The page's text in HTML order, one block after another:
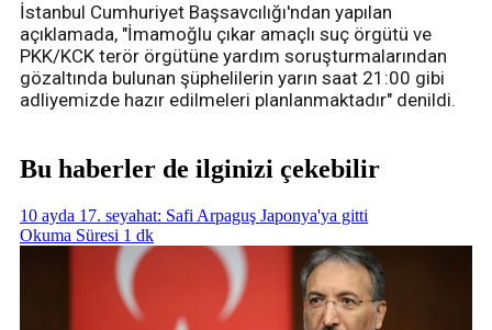
İstanbul Cumhuriyet Başsavcılığı'ndan yapılan
açıklamada, "İmamoğlu çıkar amaçlı suç örgütü ve
PKK/KCK terör örgütüne yardım soruşturmalarından
gözaltında bulunan şüphelilerin yarın saat 21:00 gibi
adliyemizde hazır edilmeleri planlanmaktadır" denildi.
Bu haberler de ilginizi çekebilir
10 ayda 17. seyahat: Safi Arpaguş Japonya'ya gitti
Okuma Süresi 1 dk